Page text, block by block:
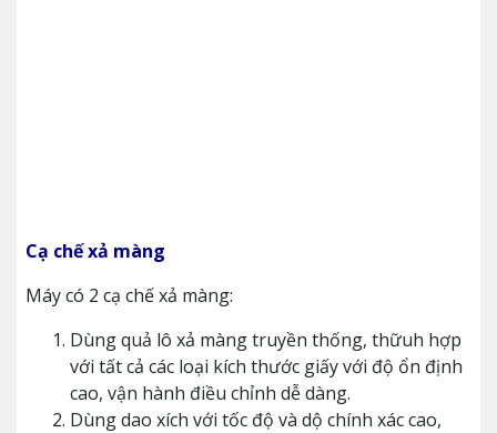
Cạ chế xả màng
Máy có 2 cạ chế xả màng:
Dùng quả lô xả màng truyền thống, thữuh hợp
với tất cả các loại kích thước giấy với độ ổn định
cao, vận hành điều chỉnh dễ dàng.
Dùng dao xích với tốc độ và dộ chính xác cao,